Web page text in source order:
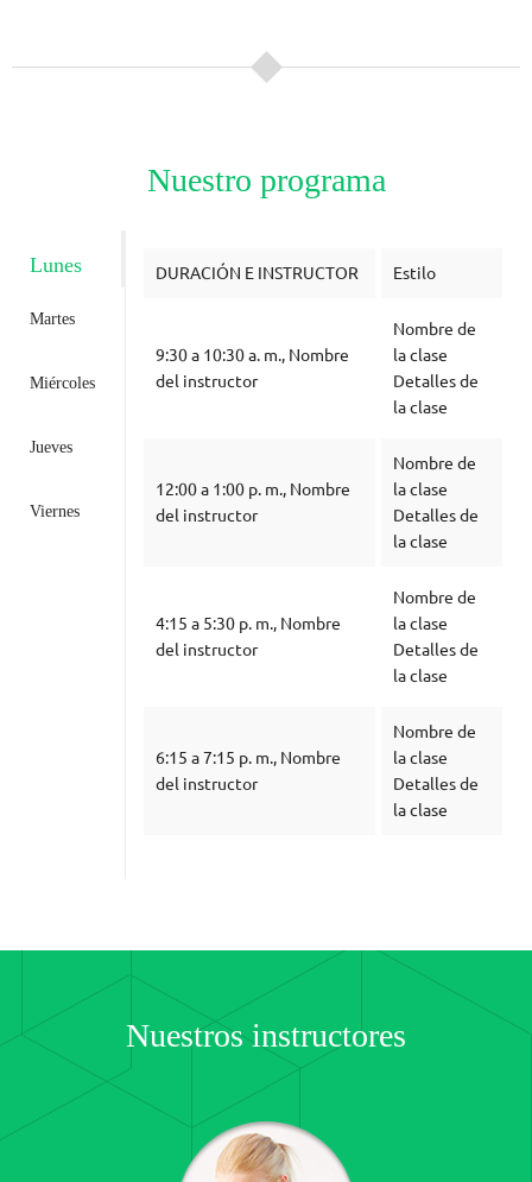
Nuestro programa
Lunes
Martes
Miércoles
Jueves
Viernes
DURACIÓN E INSTRUCTOR Estilo
9:30 a 10:30 a. m., Nombre
del instructor
Nombre de
la clase
Detalles de
la clase
12:00 a 1:00 p. m., Nombre
del instructor
Nombre de
la clase
Detalles de
la clase
4:15 a 5:30 p. m., Nombre
del instructor
Nombre de
la clase
Detalles de
la clase
6:15 a 7:15 p. m., Nombre
del instructor
Nombre de
la clase
Detalles de
la clase
Nuestros instructores